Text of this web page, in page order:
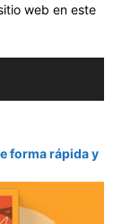
web en este
forma rápida y